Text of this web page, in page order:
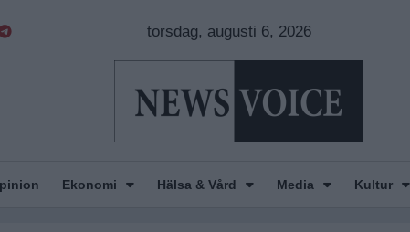
torsdag, augusti 6, 2026
Ekonomi Hälsa & Vård Media Kultur